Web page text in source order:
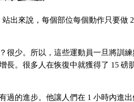
出來說，每個部位每個動作只要做 2
很少。所以，這些運動員一旦將訓練
長。很多人在恢復中就獲得了 15 磅
過的進步。他讓人們在 1 小時內進出